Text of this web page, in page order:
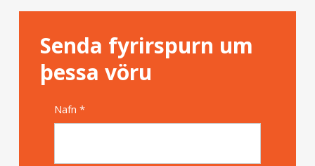
Senda fyrirspurn um
þessa vöru
Nafn *